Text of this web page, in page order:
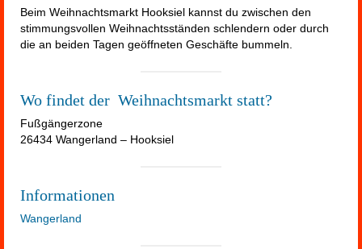
Beim Weihnachtsmarkt Hooksiel kannst du zwischen den
stimmungsvollen Weihnachtsständen schlendern oder durch
die an beiden Tagen geöffneten Geschäfte bummeln.
Wo findet der Weihnachtsmarkt statt?
Fußgängerzone
26434 Wangerland – Hooksiel
Informationen
Wangerland